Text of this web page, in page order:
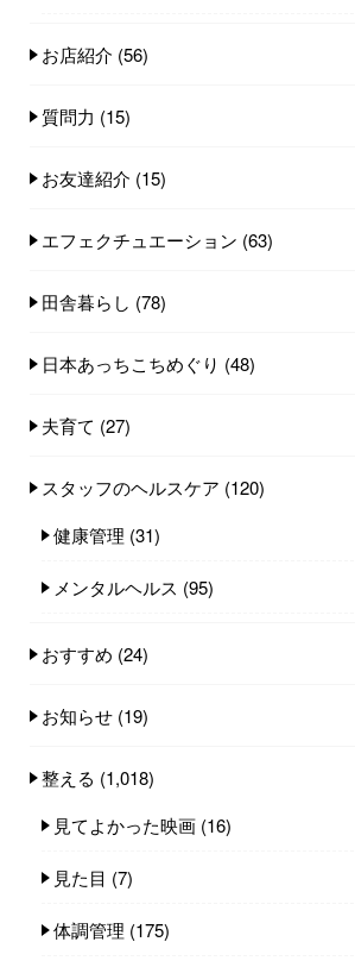
お店紹介 (56)
質問力 (15)
お友達紹介 (15)
エフェクチュエーション (63)
田舎暮らし (78)
日本あっちこちめぐり (48)
夫育て (27)
スタッフのヘルスケア (120)
健康管理 (31)
メンタルヘルス (95)
おすすめ (24)
お知らせ (19)
整える (1,018)
見てよかった映画 (16)
見た目 (7)
体調管理 (175)